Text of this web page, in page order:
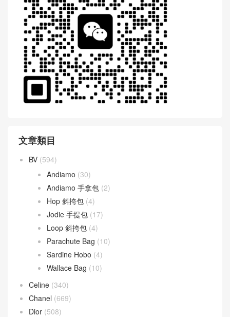
文章類目
BV (594)
Andiamo (30)
Andiamo 手拿包 (2)
Hop 斜挎包 (4)
Jodie 手提包 (17)
Loop 斜挎包 (4)
Parachute Bag (10)
Sardine Hobo (4)
Wallace Bag (10)
Celine (340)
Chanel (669)
Dior (508)